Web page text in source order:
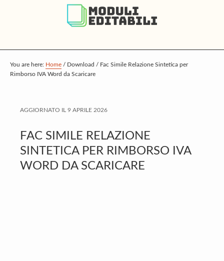
p
t
a
n
c
o
p
t
r
m
a
r
p
t
o
t
e
r
You are here: Home / Download / Fac Simile Relazione Sintetica per
Rimborso IVA Word da Scaricare
AGGIORNATO IL 9 APRILE 2026
FAC SIMILE RELAZIONE
SINTETICA PER RIMBORSO IVA
WORD DA SCARICARE